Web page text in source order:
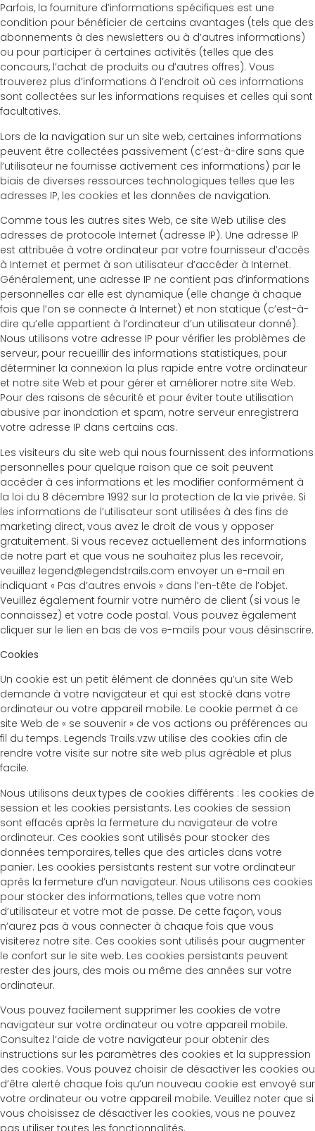
Parfois, la fourniture d’informations spécifiques est une
condition pour bénéficier de certains avantages (tels que des
abonnements à des newsletters ou à d’autres informations)
ou pour participer à certaines activités (telles que des
concours, l’achat de produits ou d’autres offres). Vous
trouverez plus d’informations à l’endroit où ces informations
sont collectées sur les informations requises et celles qui sont
facultatives.
Lors de la navigation sur un site web, certaines informations
peuvent être collectées passivement (c’est-à-dire sans que
l’utilisateur ne fournisse activement ces informations) par le
biais de diverses ressources technologiques telles que les
adresses IP, les cookies et les données de navigation.
Comme tous les autres sites Web, ce site Web utilise des
adresses de protocole Internet (adresse IP). Une adresse IP
est attribuée à votre ordinateur par votre fournisseur d’accès
à Internet et permet à son utilisateur d’accéder à Internet.
Généralement, une adresse IP ne contient pas d’informations
personnelles car elle est dynamique (elle change à chaque
fois que l’on se connecte à Internet) et non statique (c’est-à-
dire qu’elle appartient à l’ordinateur d’un utilisateur donné).
Nous utilisons votre adresse IP pour vérifier les problèmes de
serveur, pour recueillir des informations statistiques, pour
déterminer la connexion la plus rapide entre votre ordinateur
et notre site Web et pour gérer et améliorer notre site Web.
Pour des raisons de sécurité et pour éviter toute utilisation
abusive par inondation et spam, notre serveur enregistrera
votre adresse IP dans certains cas.
Les visiteurs du site web qui nous fournissent des informations
personnelles pour quelque raison que ce soit peuvent
accéder à ces informations et les modifier conformément à
la loi du 8 décembre 1992 sur la protection de la vie privée. Si
les informations de l’utilisateur sont utilisées à des fins de
marketing direct, vous avez le droit de vous y opposer
gratuitement. Si vous recevez actuellement des informations
de notre part et que vous ne souhaitez plus les recevoir,
veuillez legend@legendstrails.com envoyer un e-mail en
indiquant « Pas d’autres envois » dans l’en-tête de l’objet.
Veuillez également fournir votre numéro de client (si vous le
connaissez) et votre code postal. Vous pouvez également
cliquer sur le lien en bas de vos e-mails pour vous désinscrire.
Cookies
Un cookie est un petit élément de données qu’un site Web
demande à votre navigateur et qui est stocké dans votre
ordinateur ou votre appareil mobile. Le cookie permet à ce
site Web de « se souvenir » de vos actions ou préférences au
fil du temps. Legends Trails.vzw utilise des cookies afin de
rendre votre visite sur notre site web plus agréable et plus
facile.
Nous utilisons deux types de cookies différents : les cookies de
session et les cookies persistants. Les cookies de session
sont effacés après la fermeture du navigateur de votre
ordinateur. Ces cookies sont utilisés pour stocker des
données temporaires, telles que des articles dans votre
panier. Les cookies persistants restent sur votre ordinateur
après la fermeture d’un navigateur. Nous utilisons ces cookies
pour stocker des informations, telles que votre nom
d’utilisateur et votre mot de passe. De cette façon, vous
n’aurez pas à vous connecter à chaque fois que vous
visiterez notre site. Ces cookies sont utilisés pour augmenter
le confort sur le site web. Les cookies persistants peuvent
rester des jours, des mois ou même des années sur votre
ordinateur.
Vous pouvez facilement supprimer les cookies de votre
navigateur sur votre ordinateur ou votre appareil mobile.
Consultez l’aide de votre navigateur pour obtenir des
instructions sur les paramètres des cookies et la suppression
des cookies. Vous pouvez choisir de désactiver les cookies ou
d’être alerté chaque fois qu’un nouveau cookie est envoyé sur
votre ordinateur ou votre appareil mobile. Veuillez noter que si
vous choisissez de désactiver les cookies, vous ne pouvez